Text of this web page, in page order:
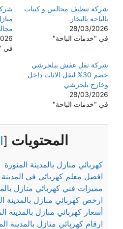
شركة تنظيف مجالس و كنبات
بالباحة بالبخار
28/03/2026
في "خدمات الباحة"
في
شركة نقل عفش ببلجرشي
خصم 30% لنقل الاثاث داخل
وخارج بلجرشي
28/03/2026
في "خدمات الباحة"
المحتويات [
كهربائي منازل بالمدينة المنورة
افضل معلم كهربائي في المدينة
مميزات فني كهربائي منازل
ارخص كهربائي منازل بالمدينة
أسعار كهربائي منازل بالمدينة
ارقام كهربائي منازل بالمدينة